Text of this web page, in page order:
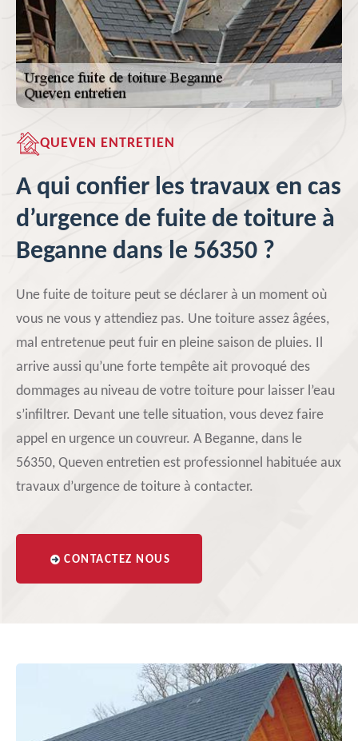
QUEVEN ENTRETIEN
A qui confier les travaux en cas
d’urgence de fuite de toiture à
Beganne dans le 56350 ?
Une fuite de toiture peut se déclarer à un moment où
vous ne vous y attendiez pas. Une toiture assez âgées,
mal entretenue peut fuir en pleine saison de pluies. Il
arrive aussi qu’une forte tempête ait provoqué des
dommages au niveau de votre toiture pour laisser l’eau
s’infiltrer. Devant une telle situation, vous devez faire
appel en urgence un couvreur. A Beganne, dans le
56350, Queven entretien est professionnel habituée aux
travaux d’urgence de toiture à contacter.
CONTACTEZ NOUS